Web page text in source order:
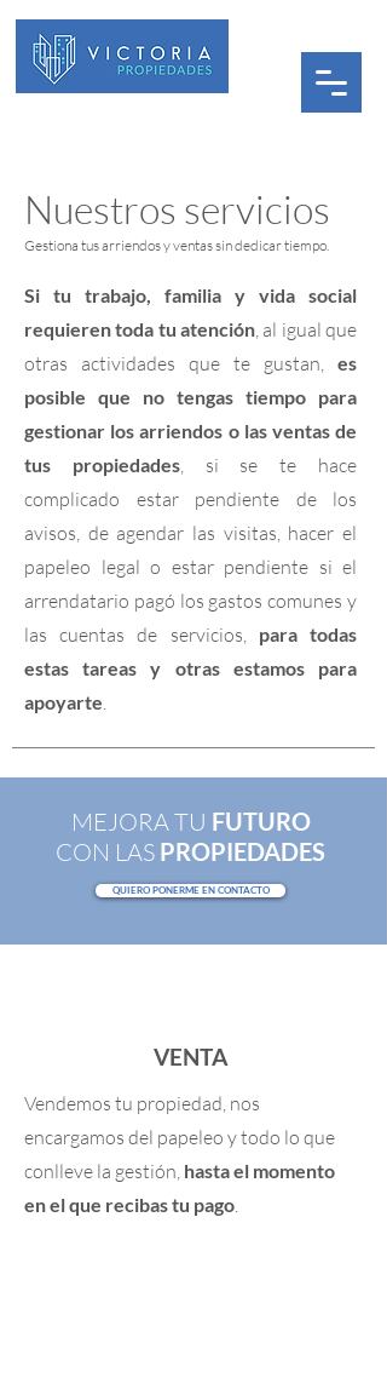
Nuestros servicios
Gestiona tus arriendos y ventas sin dedicar tiempo.
Si tu trabajo, familia y vida social
requieren toda tu atención, al igual que
otras actividades que te gustan, es
posible que no tengas tiempo para
gestionar los arriendos o las ventas de
tus propiedades, si se te hace
complicado estar pendiente de los
avisos, de agendar las visitas, hacer el
papeleo legal o estar pendiente si el
arrendatario pagó los gastos comunes y
las cuentas de servicios, para todas
estas tareas y otras estamos para
apoyarte.
MEJORA TU FUTURO
CON LAS PROPIEDADES
QUIERO PONERME EN CONTACTO
VENTA
Vendemos tu propiedad, nos
encargamos del papeleo y todo lo que
conlleve la gestión, hasta el momento
en el que recibas tu pago.